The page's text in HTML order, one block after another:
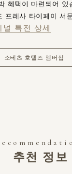
혜택이 마련되어 있
프레사 타이페이 서
특전 상세
소테츠 호텔즈 멤버십
추천 정보